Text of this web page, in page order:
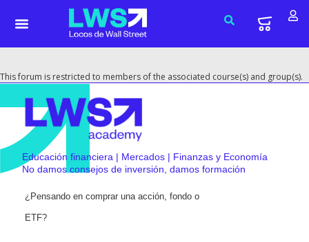
This forum is restricted to members of the associated course(s) and group(s).
Educación financiera | Mercados | Finanzas y Economía
No damos consejos de inversión, damos formación
¿Pensando en comprar una acción, fondo o
ETF?